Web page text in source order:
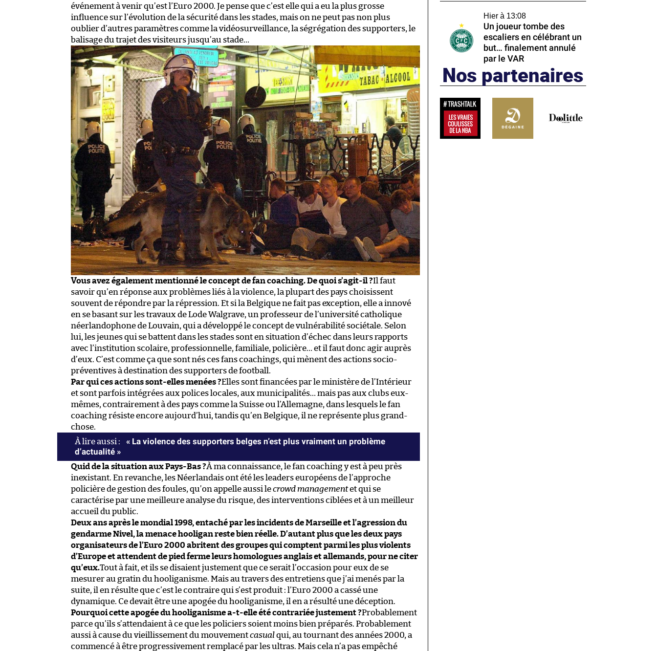
événement à venir qu’est l’Euro 2000. Je pense que c’est elle qui a eu la plus grosse
influence sur l’évolution de la sécurité dans les stades, mais on ne peut pas non plus
oublier d’autres paramètres comme la vidéosurveillance, la ségrégation des supporters, le
balisage du trajet des visiteurs jusqu’au stade…
Vous avez également mentionné le concept de fan coaching. De quoi s’agit-il ?Il faut
savoir qu’en réponse aux problèmes liés à la violence, la plupart des pays choisissent
souvent de répondre par la répression. Et si la Belgique ne fait pas exception, elle a innové
en se basant sur les travaux de Lode Walgrave, un professeur de l’université catholique
néerlandophone de Louvain, qui a développé le concept de vulnérabilité sociétale. Selon
lui, les jeunes qui se battent dans les stades sont en situation d’échec dans leurs rapports
avec l’institution scolaire, professionnelle, familiale, policière… et il faut donc agir auprès
d’eux. C’est comme ça que sont nés ces fans coachings, qui mènent des actions socio-
préventives à destination des supporters de football.
Par qui ces actions sont-elles menées ?Elles sont financées par le ministère de l’Intérieur
et sont parfois intégrées aux polices locales, aux municipalités… mais pas aux clubs eux-
mêmes, contrairement à des pays comme la Suisse ou l’Allemagne, dans lesquels le fan
coaching résiste encore aujourd’hui, tandis qu’en Belgique, il ne représente plus grand-
chose.
« La violence des supporters belges n’est plus vraiment un problème
d’actualité »
Quid de la situation aux Pays-Bas ?À ma connaissance, le fan coaching y est à peu près
inexistant. En revanche, les Néerlandais ont été les leaders européens de l’approche
policière de gestion des foules, qu’on appelle aussi lecrowd managementet qui se
caractérise par une meilleure analyse du risque, des interventions ciblées et à un meilleur
accueil du public.
Deux ans après le mondial 1998, entaché par les incidents de Marseille et l’agression du
gendarme Nivel, la menace hooligan reste bien réelle. D’autant plus que les deux pays
organisateurs de l’Euro 2000 abritent des groupes qui comptent parmi les plus violents
d’Europe et attendent de pied ferme leurs homologues anglais et allemands, pour ne citer
qu’eux.Tout à fait, et ils se disaient justement que ce serait l’occasion pour eux de se
mesurer au gratin du hooliganisme. Mais au travers des entretiens que j’ai menés par la
suite, il en résulte que c’est le contraire qui s’est produit : l’Euro 2000 a cassé une
dynamique. Ce devait être une apogée du hooliganisme, il en a résulté une déception.
Pourquoi cette apogée du hooliganisme a-t-elle été contrariée justement ?Probablement
parce qu’ils s’attendaient à ce que les policiers soient moins bien préparés. Probablement
aussi à cause du vieillissement du mouvementcasualqui, au tournant des années 2000, a
commencé à être progressivement remplacé par les ultras. Mais cela n’a pas empêché
Hier à 13:08
Un joueur tombe des
escaliers en célébrant un
but… finalement annulé
par le VAR
Nos partenaires